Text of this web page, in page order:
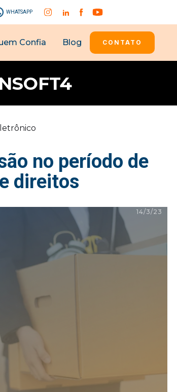
WHATSAPP
Confia Blog CONTATO
no período de
direitos
14/3/23